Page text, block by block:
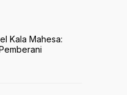
Kala Mahesa: